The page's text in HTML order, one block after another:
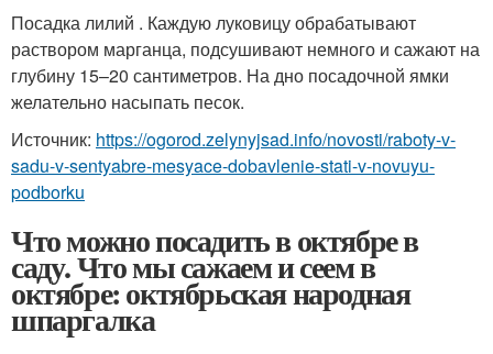
Посадка лилий . Каждую луковицу обрабатывают
раствором марганца, подсушивают немного и сажают на
глубину 15–20 сантиметров. На дно посадочной ямки
желательно насыпать песок.
Источник: https://ogorod.zelynyjsad.info/novosti/raboty-v-
sadu-v-sentyabre-mesyace-dobavlenie-stati-v-novuyu-
podborku
Что можно посадить в октябре в
саду. Что мы сажаем и сеем в
октябре: октябрьская народная
шпаргалка